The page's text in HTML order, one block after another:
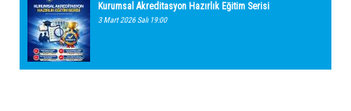
Kurumsal Akreditasyon Hazırlık Eğitim Serisi
3 Mart 2026 Salı 19:00